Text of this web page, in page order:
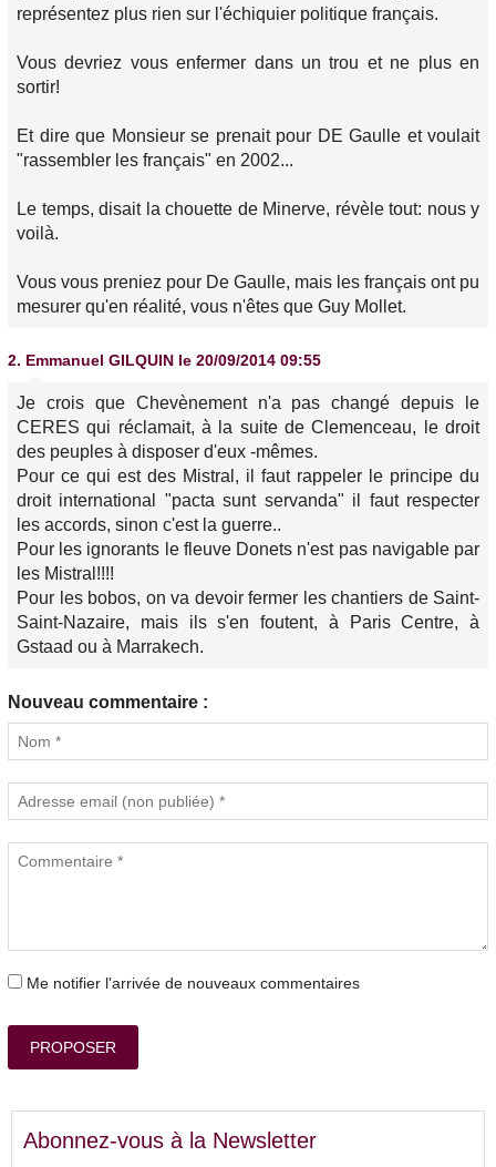
représentez plus rien sur l'échiquier politique français.
Vous devriez vous enfermer dans un trou et ne plus en
sortir!
Et dire que Monsieur se prenait pour DE Gaulle et voulait
"rassembler les français" en 2002...
Le temps, disait la chouette de Minerve, révèle tout: nous y
voilà.
Vous vous preniez pour De Gaulle, mais les français ont pu
mesurer qu'en réalité, vous n'êtes que Guy Mollet.
2. Emmanuel GILQUIN le 20/09/2014 09:55
Je crois que Chevènement n'a pas changé depuis le
CERES qui réclamait, à la suite de Clemenceau, le droit
des peuples à disposer d'eux -mêmes.
Pour ce qui est des Mistral, il faut rappeler le principe du
droit international "pacta sunt servanda" il faut respecter
les accords, sinon c'est la guerre..
Pour les ignorants le fleuve Donets n'est pas navigable par
les Mistral!!!!
Pour les bobos, on va devoir fermer les chantiers de Saint-
Saint-Nazaire, mais ils s'en foutent, à Paris Centre, à
Gstaad ou à Marrakech.
Nouveau commentaire :
Me notifier l'arrivée de nouveaux commentaires
PROPOSER
Abonnez-vous à la Newsletter